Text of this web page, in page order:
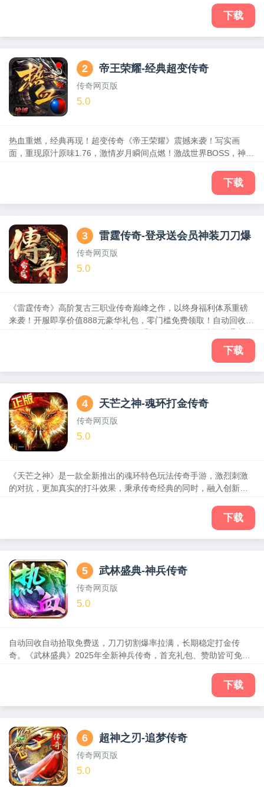
PK，激烈刺激的对抗，更加真实的打斗效果，秉承经典的同时，融
入创新的特色玩法，与你一起回味精彩传奇世界，杀出一个新传
奇！
下载
2 帝王荣耀-经典超变传奇
传奇网页版
5.0
热血重燃，经典再现！超变传奇《帝王荣耀》震撼来袭！写实画
面，重现原汁原味1.76，激情岁月瞬间点燃！激战世界BOSS，神装
造！万人攻城战，烽烟四起，沙场杀敌！ 斩龙遮天，只为PK而生！
玛法大陆风云在线，你还在等什么！游戏中还有海量玩法、刀刀暴
击、烈焰PK、比奇夜战、沙城争霸，再续王者经典！各种炫酷套
耀之巅。兄弟，就等你了！
下载
3 雷霆传奇-登录送会员神装刀刀爆
传奇网页版
5.0
《雷霆传奇》高阶复古三职业传奇巅峰之作，以终身福利体系重磅
来袭！开服即享价值888元豪华礼包，零门槛免费领取！自动回收、
登顶传奇之巅！经典再现，原汁原味复刻练级打怪、热血PK竞技之
魂，更匠心独运，融入革新核心玩法。召唤专属红颜，共赴美人养
成绮梦，满级攻速搭配绝版神技，战力无双！
下载
4 天芒之神-魂环打金传奇
传奇网页版
5.0
《天芒之神》是一款全新推出的魂环特色玩法传奇手游，激烈刺激
的对抗，更加真实的打斗效果，秉承传奇经典的同时，融入创新的
玩法，野外PK爆神装、装备道具交易全自由，寻昔日兄弟，战热血
下载
5 武林盛典-神兵传奇
传奇网页版
5.0
自动回收自动拾取免费送，刀刀切割爆率拉满，长期稳定打金传
奇。《武林盛典》2025年全新神兵传奇，首充礼包、赞助皆可免费
战魔神，炫酷时装，华丽羽翼，装备全靠打，自由交易，全屏吸
怪，程度还原经典传奇的同时，更有全新地图，随时随地征战玛法
世界，成就沙城霸主，有兄弟有激情！
下载
6 超神之刃-追梦传奇
传奇网页版
5.0